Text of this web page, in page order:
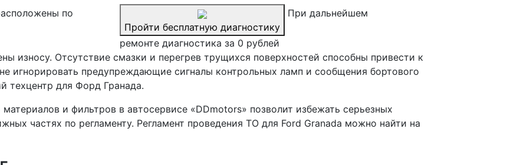
по
Пройти бесплатную диагностику
При дальнейшем
ремонте диагностика за 0 рублей
износу. Отсутствие смазки и перегрев трущихся поверхностей способны привести к
игнорировать предупреждающие сигналы контрольных ламп и сообщения бортового
техцентр для Форд Гранада.
и фильтров в автосервисе «DDmotors» позволит избежать серьезных
частях по регламенту. Регламент проведения ТО для Ford Granada можно найти на